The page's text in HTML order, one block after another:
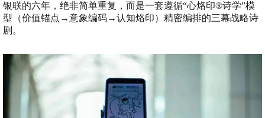
银联的六年，绝非简单重复，而是一套遵循“心烙印®诗学”模
型（价值锚点→意象编码→认知烙印）精密编排的三幕战略诗
剧。